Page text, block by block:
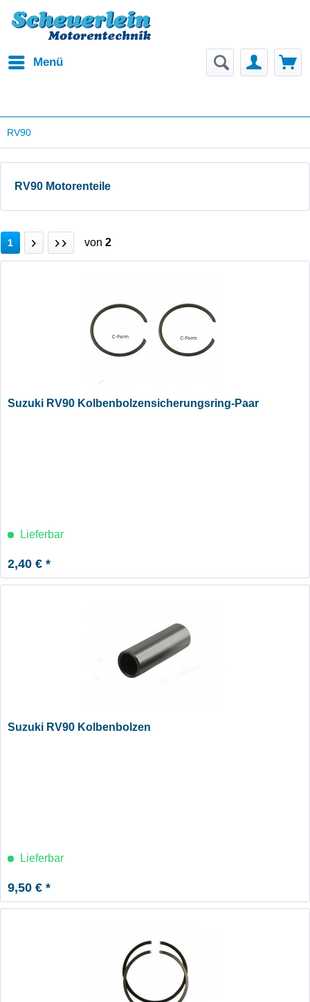
Menü
RV90
RV90 Motorenteile
1 von 2
Suzuki RV90 Kolbenbolzensicherungsring-Paar
Lieferbar
2,40 € *
Suzuki RV90 Kolbenbolzen
Lieferbar
9,50 € *